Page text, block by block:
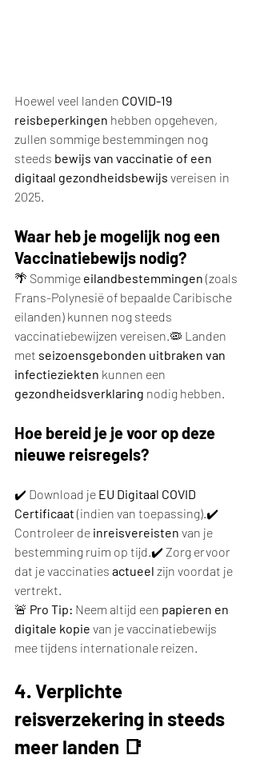
Hoewel veel landen COVID-19
reisbeperkingen hebben opgeheven,
zullen sommige bestemmingen nog
steeds bewijs van vaccinatie of een
digitaal gezondheidsbewijs vereisen in
2025.
Waar heb je mogelijk nog een
Vaccinatiebewijs nodig?
🌴 Sommige eilandbestemmingen (zoals
Frans-Polynesië of bepaalde Caribische
eilanden) kunnen nog steeds
vaccinatiebewijzen vereisen.🦠 Landen
met seizoensgebonden uitbraken van
infectieziekten kunnen een
gezondheidsverklaring nodig hebben.
Hoe bereid je je voor op deze
nieuwe reisregels?
✔️ Download je EU Digitaal COVID
Certificaat (indien van toepassing).✔️
Controleer de inreisvereisten van je
bestemming ruim op tijd.✔️ Zorg ervoor
dat je vaccinaties actueel zijn voordat je
vertrekt.
🚨 Pro Tip: Neem altijd een papieren en
digitale kopie van je vaccinatiebewijs
mee tijdens internationale reizen.
4. Verplichte
reisverzekering in steeds
meer landen 📑